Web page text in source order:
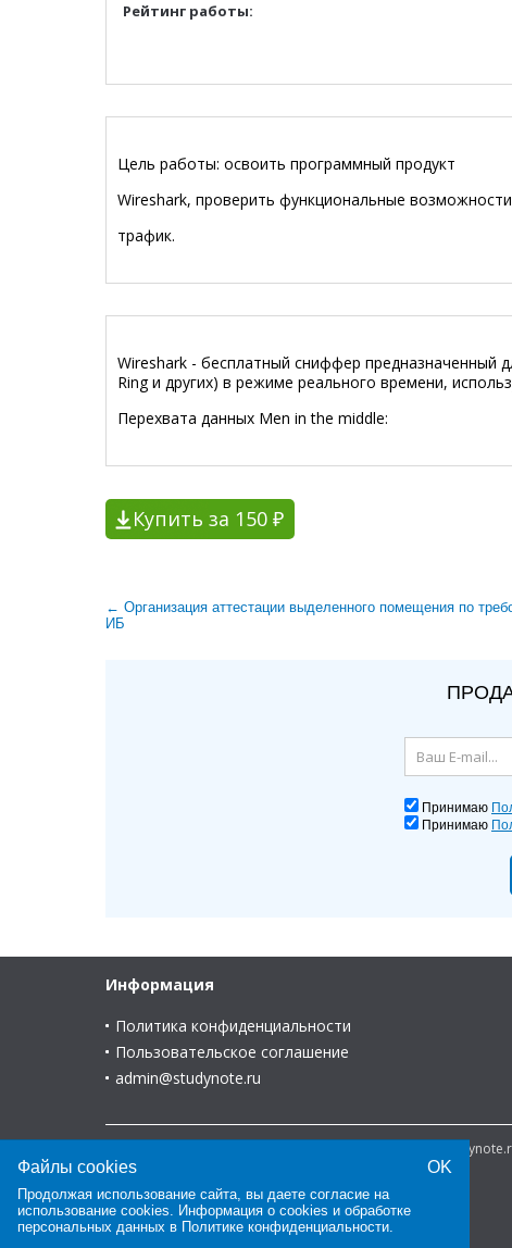
Рейтинг работы:
Цель работы: освоить программный продукт
Wireshark, проверить функциональные
трафик.
Wireshark - бесплатный сниффер предназначенный
Ring и других) в режиме реального времени,
Перехвата данных Men in the middle:
Купить за 150 ₽
← Организация аттестации выделенного помещения по
ИБ
Принимаю
Принимаю
Информация
Политика конфиденциальности
Пользовательское соглашение
admin@studynote.ru
© 2008-2025 В помощь студенту и для студента -
Файлы cookies
OK
Продолжая использование сайта, вы даете согласие на
использование cookies. Информация о cookies и обработке
персональных данных в Политике конфиденциальности.